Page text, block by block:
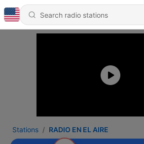
Stations RADIO EN EL AIRE